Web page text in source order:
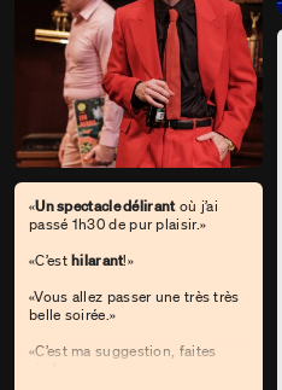
«Un spectacle délirantoù j’ai
passé 1h30 de pur plaisir.»
«C’esthilarant!»
«Vous allez passer une très très
belle soirée.»
«C’est ma suggestion, faites